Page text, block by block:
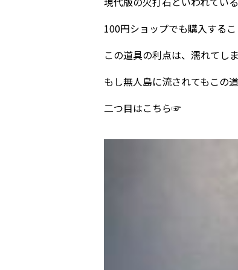
100円ショップでも購入する
この道具の利点は、濡れてし
もし無人島に流されてもこの
二つ目はこちら☞